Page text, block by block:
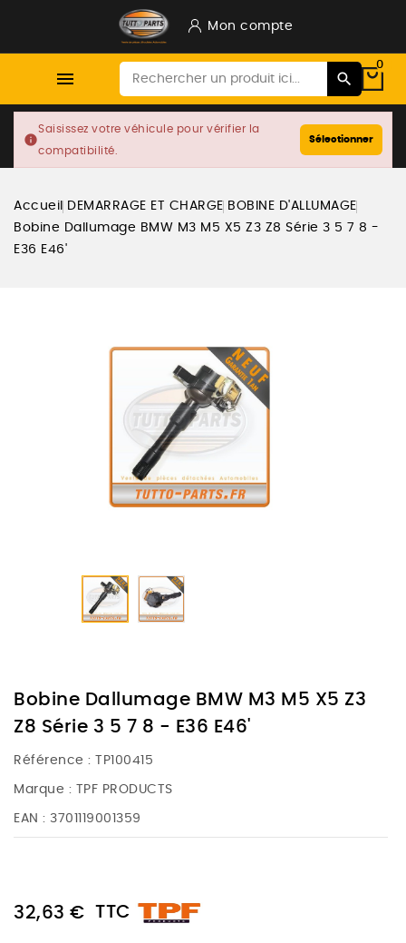
Mon compte

0
info
Saisissez votre véhicule pour vérifier la
compatibilité.
Sélectionner
Accueil DEMARRAGE ET CHARGE BOBINE D'ALLUMAGE
Bobine Dallumage BMW M3 M5 X5 Z3 Z8 Série 3 5 7 8 -
E36 E46'
Bobine Dallumage BMW M3 M5 X5 Z3
Z8 Série 3 5 7 8 - E36 E46'
Référence : TP100415
Marque : TPF PRODUCTS
EAN : 3701119001359
32,63 € TTC